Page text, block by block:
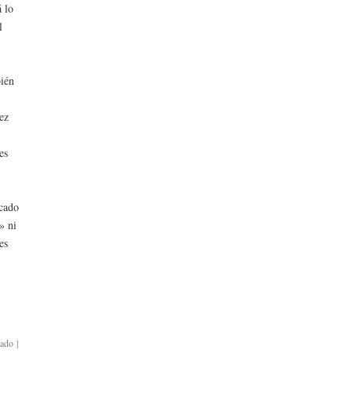
lo
ni
]